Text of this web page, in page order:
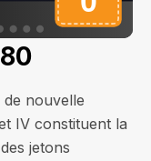
nouvelle
IV constituent la
jetons